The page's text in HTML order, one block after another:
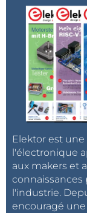
Elektor est
l'électronique
aux makers et
connaissances
l'industrie.
encouragé